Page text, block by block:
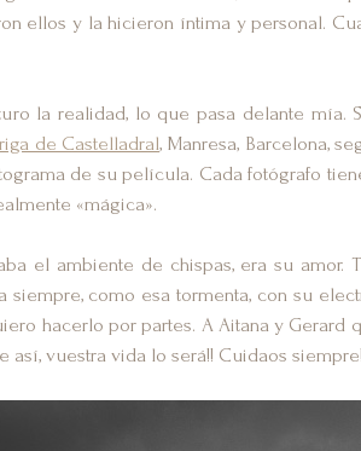
ellos y la hicieron íntima y personal.
la realidad, lo que pasa delante mía.
de Castelladral, Manresa, Barcelona,
de su película. Cada fotógrafo
«mágica».
el ambiente de chispas, era su
como esa tormenta, con su
hacerlo por partes. A Aitana y
así, vuestra vida lo será!! Cuidaos siempre!